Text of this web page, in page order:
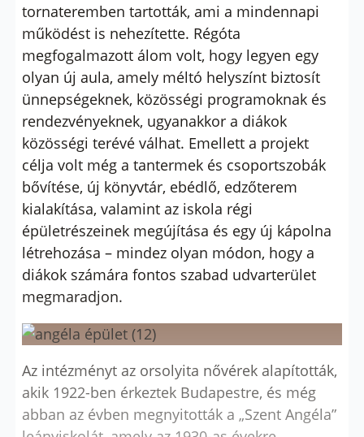
tornateremben tartották, ami a mindennapi
működést is nehezítette. Régóta
megfogalmazott álom volt, hogy legyen egy
olyan új aula, amely méltó helyszínt biztosít
ünnepségeknek, közösségi programoknak és
rendezvényeknek, ugyanakkor a diákok
közösségi terévé válhat. Emellett a projekt
célja volt még a tantermek és csoportszobák
bővítése, új könyvtár, ebédlő, edzőterem
kialakítása, valamint az iskola régi
épületrészeinek megújítása és egy új kápolna
létrehozása – mindez olyan módon, hogy a
diákok számára fontos szabad udvarterület
megmaradjon.
Az intézményt az orsolyita nővérek alapították,
akik 1922-ben érkeztek Budapestre, és még
abban az évben megnyitották a „Szent Angéla”